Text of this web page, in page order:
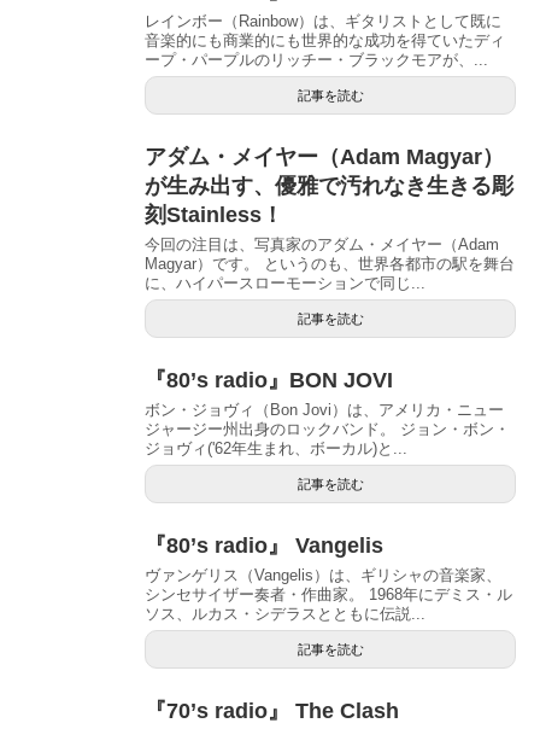
レインボー（Rainbow）は、ギタリストとして既に
音楽的にも商業的にも世界的な成功を得ていたディ
ープ・パープルのリッチー・ブラックモアが、...
記事を読む
アダム・メイヤー（Adam Magyar）
が生み出す、優雅で汚れなき生きる彫
刻Stainless！
今回の注目は、写真家のアダム・メイヤー（Adam
Magyar）です。 というのも、世界各都市の駅を舞台
に、ハイパースローモーションで同じ...
記事を読む
『80’s radio』BON JOVI
ボン・ジョヴィ（Bon Jovi）は、アメリカ・ニュー
ジャージー州出身のロックバンド。 ジョン・ボン・
ジョヴィ('62年生まれ、ボーカル)と...
記事を読む
『80’s radio』 Vangelis
ヴァンゲリス（Vangelis）は、ギリシャの音楽家、
シンセサイザー奏者・作曲家。 1968年にデミス・ル
ソス、ルカス・シデラスとともに伝説...
記事を読む
『70’s radio』 The Clash